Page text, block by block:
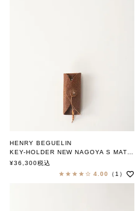
HENRY BEGUELIN
KEY-HOLDER NEW NAGOYA S MAT BOVINE patch lux/ CUOIO
MULTI OMINO
¥36,300税込
4.00
（1）